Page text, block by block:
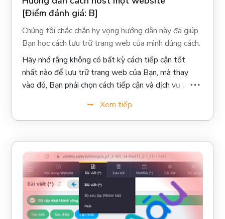
[Điểm đánh giá: B]
Chúng tôi chắc chắn hy vọng hướng dẫn này đã giúp
Bạn học cách lưu trữ trang web của mình đúng cách.
Hãy nhớ rằng không có bất kỳ cách tiếp cận tốt
nhất nào để lưu trữ trang web của Bạn, mà thay
vào đó, Bạn phải chọn cách tiếp cận và dịch vụ lưu
Xem tiếp